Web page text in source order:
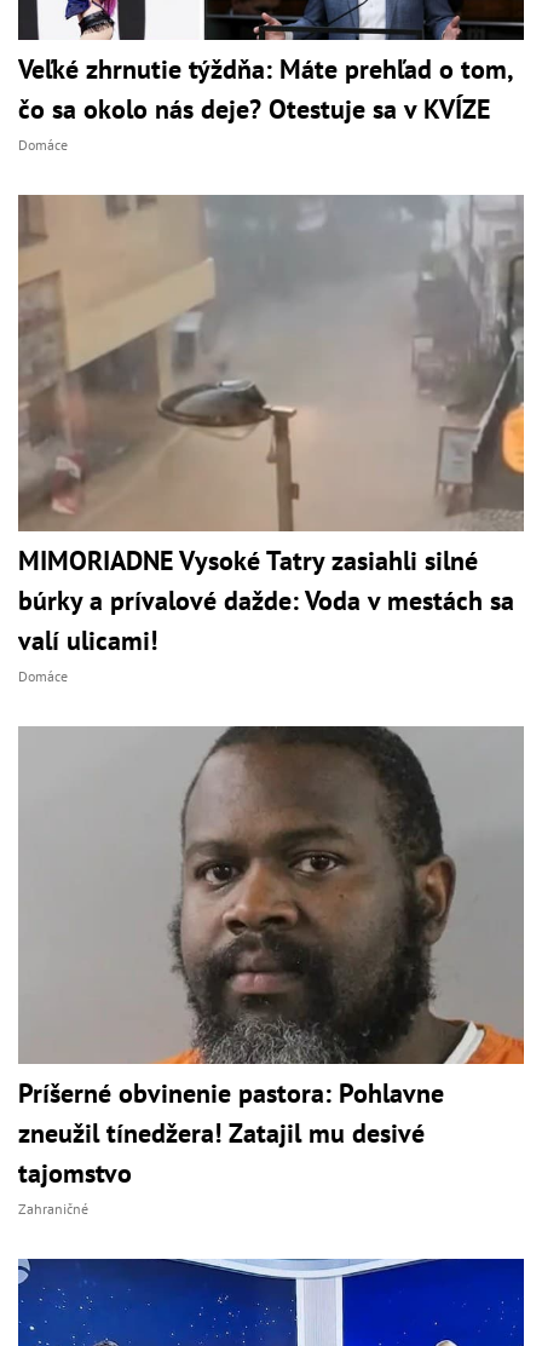
Veľké zhrnutie týždňa: Máte prehľad o tom,
čo sa okolo nás deje? Otestuje sa v KVÍZE
Domáce
MIMORIADNE Vysoké Tatry zasiahli silné
búrky a prívalové dažde: Voda v mestách sa
valí ulicami!
Domáce
Príšerné obvinenie pastora: Pohlavne
zneužil tínedžera! Zatajil mu desivé
tajomstvo
Zahraničné